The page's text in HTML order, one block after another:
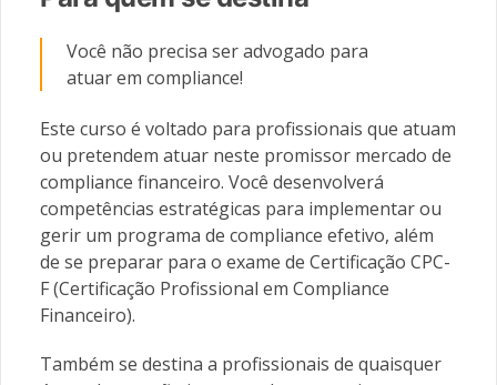
Você não precisa ser advogado para
atuar em compliance!
Este curso é voltado para profissionais que atuam
ou pretendem atuar neste promissor mercado de
compliance financeiro. Você desenvolverá
competências estratégicas para implementar ou
gerir um programa de compliance efetivo, além
de se preparar para o exame de Certificação CPC-
F (Certificação Profissional em Compliance
Financeiro).
Também se destina a profissionais de quaisquer